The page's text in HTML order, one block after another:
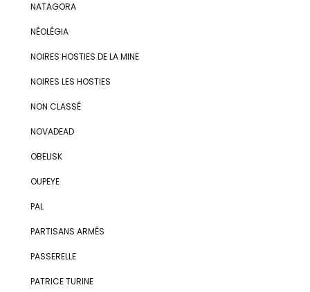
NATAGORA
NÉOLÉGIA
NOIRES HOSTIES DE LA MINE
NOIRES LES HOSTIES
NON CLASSÉ
NOVADEAD
OBELISK
OUPEYE
PAL
PARTISANS ARMÉS
PASSERELLE
PATRICE TURINE